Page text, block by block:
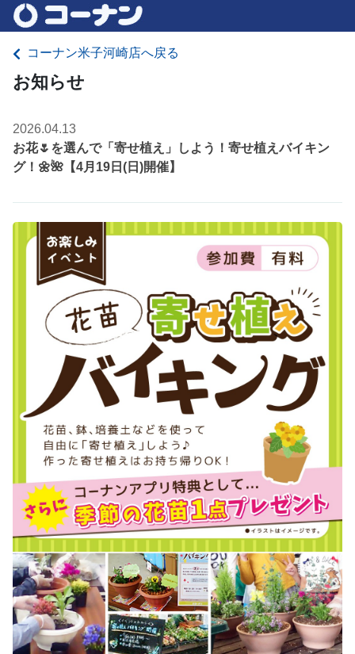
コーナン米子河崎店へ戻る
お知らせ
2026.04.13
お花🌷を選んで「寄せ植え」しよう！寄せ植えバイキン
グ！🌼🌺【4月19日(日)開催】